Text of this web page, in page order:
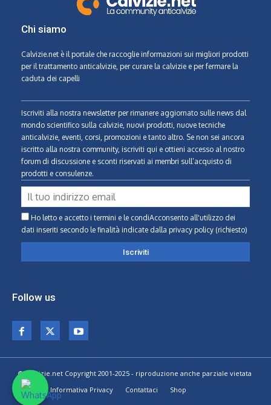
Chi siamo
Calvizie.net è il portale che raccoglie informazioni sui migliori prodotti
per il trattamento anticalvizie, per curare la calvizie e per fermare la
caduta dei capelli
Iscriviti alla nostra newsletter per rimanere aggiornato sulle news dal
mondo scientifico sulla calvizie, nuovi prodotti, nuove tecniche
anticalvizie, eventi, corsi, promozioni e tanto altro. Se non sei ancora
iscritto alla nostra community, iscriviti qui e ottieni accesso al nostro
forum di discussione e sconti riservati ai membri sull’acquisto di
prodotti e consulenze.
Ho letto e accetto i termini e le condiAcconsento all'utilizzo dei
dati inseriti secondo le finalità indicate dalla privacy policy (richiesto)
Follow us
© Calvizie.net Copyright 2001-2025 - riproduzione anche parziale vietata
Home
Informativa Privacy Contattaci Shop